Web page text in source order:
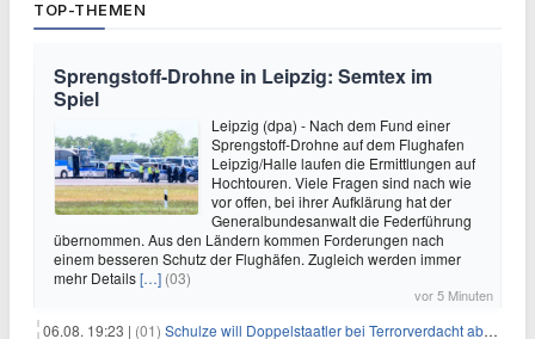
TOP-THEMEN
Sprengstoff-Drohne in Leipzig: Semtex im
Spiel
Leipzig (dpa) - Nach dem Fund einer
Sprengstoff-Drohne auf dem Flughafen
Leipzig/Halle laufen die Ermittlungen auf
Hochtouren. Viele Fragen sind nach wie
vor offen, bei ihrer Aufklärung hat der
Generalbundesanwalt die Federführung
übernommen. Aus den Ländern kommen Forderungen nach
einem besseren Schutz der Flughäfen. Zugleich werden immer
mehr Details[…] (03)
vor 5 Minuten
06.08. 19:23 | (01) Schulze will Doppelstaatler bei Terrorverdacht abschieben